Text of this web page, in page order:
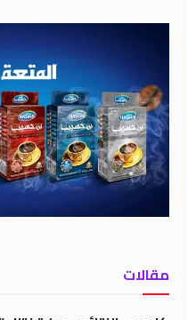
مقالات